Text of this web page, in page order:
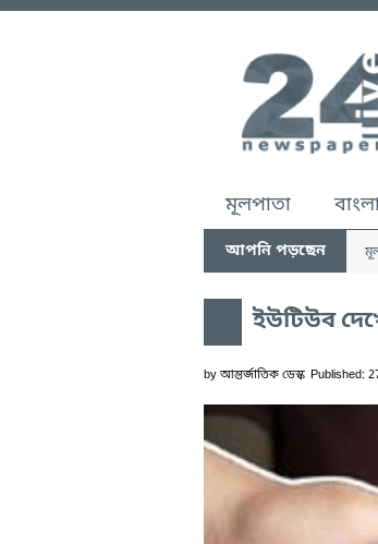
মূলপাতা
আপনি পড়ছেন
ইউটিউব
by আন্তর্জাতিক ডেস্ক Published: